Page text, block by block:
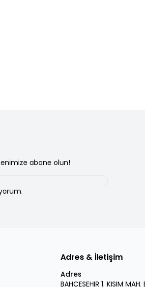
abone olun!
Adres & İletişim
Adres
BAHÇESEHIR 1. KISIM